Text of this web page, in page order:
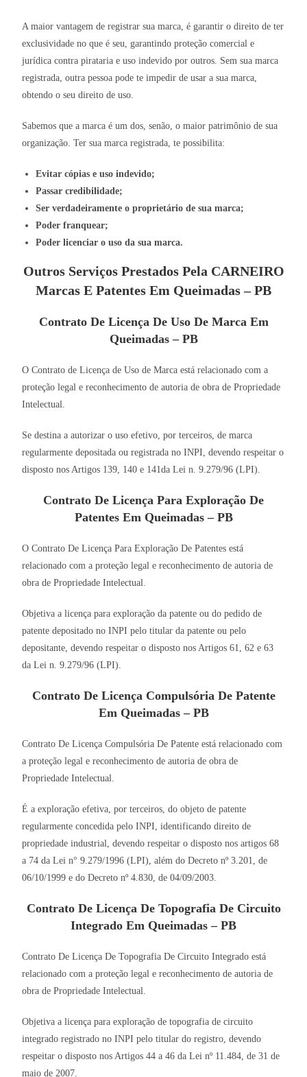
A maior vantagem de registrar sua marca, é garantir o direito de ter
exclusividade no que é seu, garantindo proteção comercial e
jurídica contra pirataria e uso indevido por outros. Sem sua marca
registrada, outra pessoa pode te impedir de usar a sua marca,
obtendo o seu direito de uso.
Sabemos que a marca é um dos, senão, o maior patrimônio de sua
organização. Ter sua marca registrada, te possibilita:
Evitar cópias e uso indevido;
Passar credibilidade;
Ser verdadeiramente o proprietário de sua marca;
Poder franquear;
Poder licenciar o uso da sua marca.
Outros Serviços Prestados Pela CARNEIRO
Marcas E Patentes Em Queimadas – PB
Contrato De Licença De Uso De Marca Em
Queimadas – PB
O Contrato de Licença de Uso de Marca está relacionado com a
proteção legal e reconhecimento de autoria de obra de Propriedade
Intelectual.
Se destina a autorizar o uso efetivo, por terceiros, de marca
regularmente depositada ou registrada no INPI, devendo respeitar o
disposto nos Artigos 139, 140 e 141da Lei n. 9.279/96 (LPI).
Contrato De Licença Para Exploração De
Patentes Em Queimadas – PB
O Contrato De Licença Para Exploração De Patentes está
relacionado com a proteção legal e reconhecimento de autoria de
obra de Propriedade Intelectual.
Objetiva a licença para exploração da patente ou do pedido de
patente depositado no INPI pelo titular da patente ou pelo
depositante, devendo respeitar o disposto nos Artigos 61, 62 e 63
da Lei n. 9.279/96 (LPI).
Contrato De Licença Compulsória De Patente
Em Queimadas – PB
Contrato De Licença Compulsória De Patente está relacionado com
a proteção legal e reconhecimento de autoria de obra de
Propriedade Intelectual.
É a exploração efetiva, por terceiros, do objeto de patente
regularmente concedida pelo INPI, identificando direito de
propriedade industrial, devendo respeitar o disposto nos artigos 68
a 74 da Lei n° 9.279/1996 (LPI), além do Decreto nº 3.201, de
06/10/1999 e do Decreto nº 4.830, de 04/09/2003.
Contrato De Licença De Topografia De Circuito
Integrado Em Queimadas – PB
Contrato De Licença De Topografia De Circuito Integrado está
relacionado com a proteção legal e reconhecimento de autoria de
obra de Propriedade Intelectual.
Objetiva a licença para exploração de topografia de circuito
integrado registrado no INPI pelo titular do registro, devendo
respeitar o disposto nos Artigos 44 a 46 da Lei nº 11.484, de 31 de
maio de 2007.